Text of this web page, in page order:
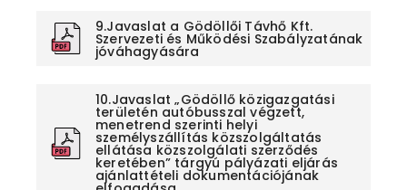
9.Javaslat a Gödöllői Távhő Kft.
Szervezeti és Működési Szabályzatának
jóváhagyására
10.Javaslat „Gödöllő közigazgatási
területén autóbusszal végzett,
menetrend szerinti helyi
személyszállítás közszolgáltatás
ellátása közszolgálati szerződés
keretében” tárgyú pályázati eljárás
ajánlattételi dokumentációjának